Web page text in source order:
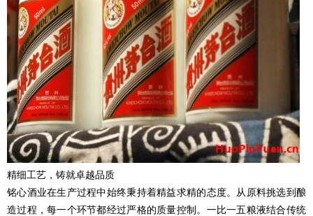
精细工艺，铸就卓越品质
铭心酒业在生产过程中始终秉持着精益求精的态度。从原料挑选到酿
造过程，每一个环节都经过严格的质量控制。一比一五粮液结合传统